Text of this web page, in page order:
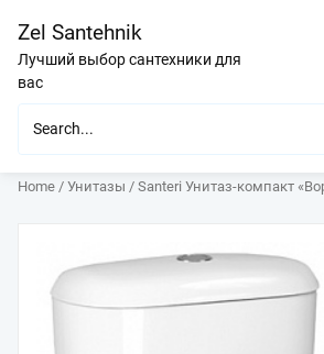
содержимому
Zel Santehnik
Лучший выбор сантехники для
вас
Home / Унитазы / Santeri Унитаз-компакт